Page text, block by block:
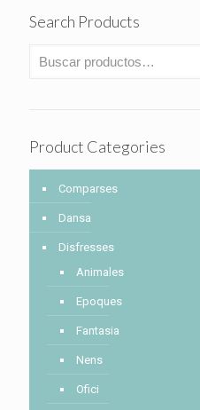
Search Products
Product Categories
Comparses
Dansa
Disfresses
Animales
Epoques
Fantasia
Nens
Ofici